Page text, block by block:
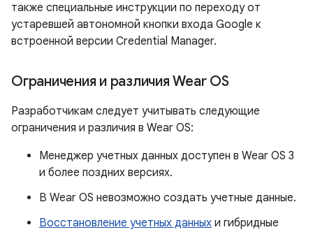
также специальные инструкции по переходу от
устаревшей автономной кнопки входа Google к
встроенной версии Credential Manager.
Ограничения и различия Wear OS
Разработчикам следует учитывать следующие
ограничения и различия в Wear OS:
Менеджер учетных данных доступен в Wear OS 3
и более поздних версиях.
В Wear OS невозможно создать учетные данные.
Восстановление учетных данных и гибридные